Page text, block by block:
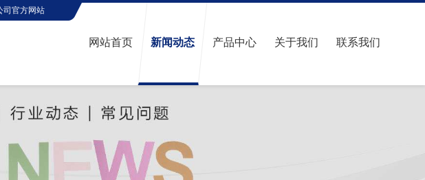
司官方网站
网站首页 新闻动态 产品中心 关于我们 联系我们